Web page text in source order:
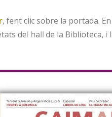
, fent clic sobre la portada.
del hall de la Biblioteca,